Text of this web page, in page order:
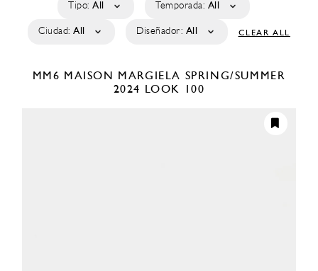
Tipo: All Temporada: All
Ciudad: All Diseñador: All CLEAR ALL
MM6 MAISON MARGIELA SPRING/SUMMER
2024
LOOK 100